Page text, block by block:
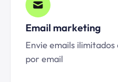
Email marketing
Envie emails
por email